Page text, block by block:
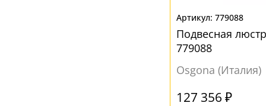
779088
Подвесная
779088
Osgona (Италия)
127 356 ₽